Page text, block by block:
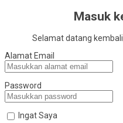
Masuk
Selamat datang
Alamat Email
Password
Ingat Saya